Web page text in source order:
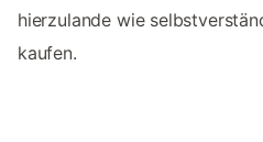
hierzulande wie
kaufen.